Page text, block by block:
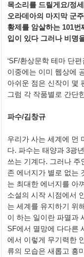
목소리를 드릴게요/정
오라데아의 마지막 군
황제를 암살하는 101번
입이 있다 그러나 비명
‘SF/환상문학 테마 단
이중에는 이미 웹상에
아쉬운 점은 신작이 몇
그럼 각 작품별로 간단
파수/김창규
우리가 사는 세계에 먼
다. 파수는 태양과 3광
쓰는 기계다. 그러나 주
존 에너지가 별로 없는
는 최대한 에너지를 아
소설의 시작 시점에서
는 세계를 유지하기 위
이 하는 일이란 파멸과
SF에서 멸망에 다다른
에서 이렇게 무기력한
류의 모습은 새롭고 흥